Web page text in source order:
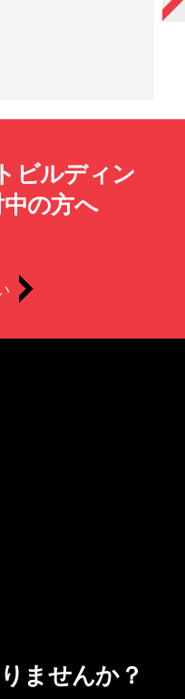
ビルディン
の方へ
ませんか？